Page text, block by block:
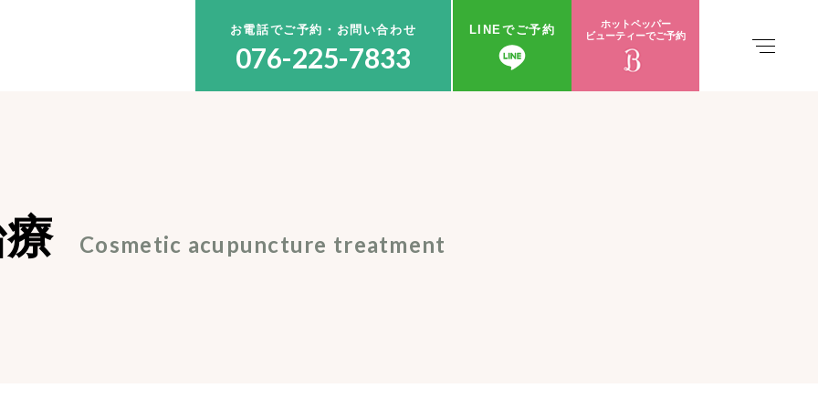
お電話でご予約・お問い合わせ
076-225-7833
LINEでご予約
ホットペッパー
ビューティーでご予約
Cosmetic acupuncture treatment